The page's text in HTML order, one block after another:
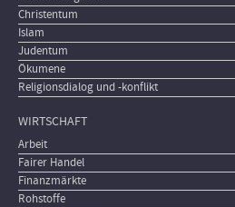
Christentum
Islam
Judentum
Ökumene
Religionsdialog und -konflikt
WIRTSCHAFT
Arbeit
Fairer Handel
Finanzmärkte
Rohstoffe